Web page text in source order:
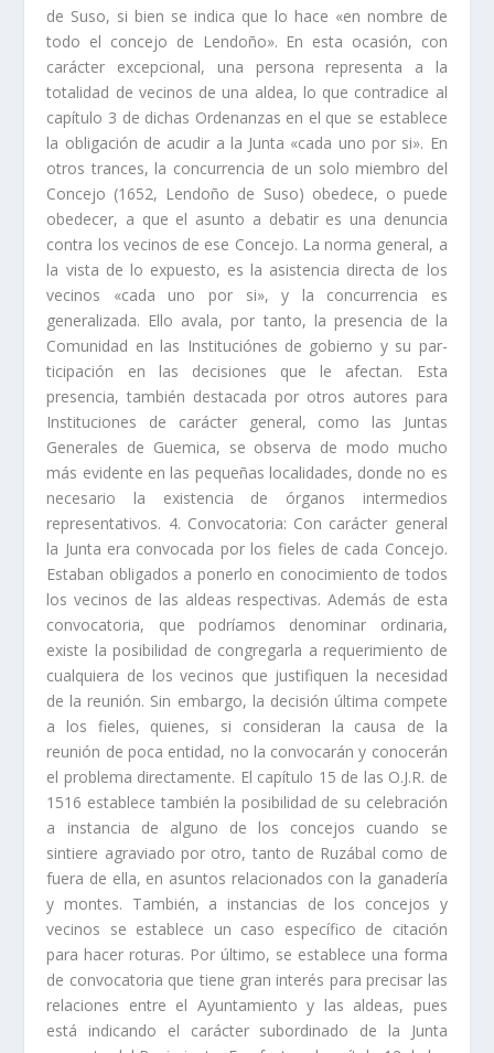
de Suso, si bien se indica que lo hace «en nombre de
todo el concejo de Lendoño». En esta ocasión, con
carácter excepcional, una perso­na representa a la
totalidad de vecinos de una aldea, lo que contradice al
capí­tu­lo 3 de dichas Ordenanzas en el que se establece
la obligación de acudir a la Junta «cada uno por si». En
otros trances, la concurrencia de un solo miembro del
Concejo (1652, Lendoño de Suso) obedece, o puede
obedecer, a que el asunto a debatir es una denuncia
contra los vecinos de ese Concejo. La norma general, a
la vista de lo expuesto, es la asistencia directa de los
vecinos «cada uno por si», y la concurrencia es
generalizada. Ello avala, por tanto, la presencia de la
Comunidad en las Instituciónes de gobierno y su par­
ticipación en las decisiones que le afectan. Esta
presencia, también destacada por otros autores para
Instituciones de carácter general, como las Juntas
Generales de Guemica, se observa de modo mucho
más evidente en las pe­queñas localidades, donde no es
necesario la existencia de órganos intermedios
representativos. 4. Convocatoria: Con carácter general
la Junta era convocada por los fieles de cada Con­cejo.
Estaban obligados a ponerlo en conocimiento de todos
los vecinos de las aldeas respectivas. Además de esta
convocatoria, que podrí­amos denominar ordinaria,
existe la posibilidad de congregarla a requerimiento de
cualquiera de los vecinos que justifiquen la necesidad
de la reunión. Sin embargo, la decisión última compete
a los fieles, quienes, si consideran la causa de la
reunión de poca enti­dad, no la convocarán y conocerán
el problema directamente. El capí­tulo 15 de las O.J.R. de
1516 establece también la posibilidad de su celebración
a instancia de alguno de los concejos cuando se
sintiere agraviado por otro, tanto de Ruzábal como de
fuera de ella, en asuntos relacionados con la ganaderí­a
y montes. También, a instancias de los concejos y
vecinos se establece un caso especí­fico de citación
para hacer roturas. Por último, se establece una forma
de convocatoria que tiene gran interés para precisar las
relaciones entre el Ayuntamiento y las aldeas, pues
está indi­cando el carácter subordinado de la Junta